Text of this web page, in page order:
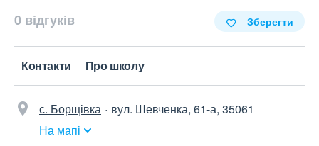
0 відгуків Зберегти
Контакти Про школу
с. Борщівка
вул. Шевченка, 61-а, 35061
На мапі